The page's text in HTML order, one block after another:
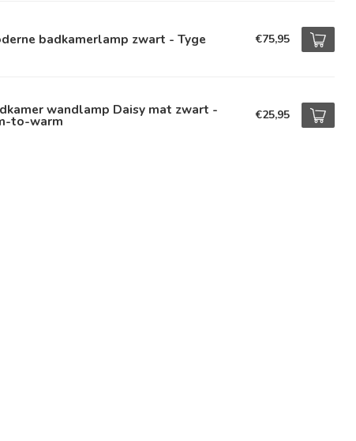
badkamerlamp zwart - Tyge €75,95
wandlamp Daisy mat zwart -
to-warm €25,95